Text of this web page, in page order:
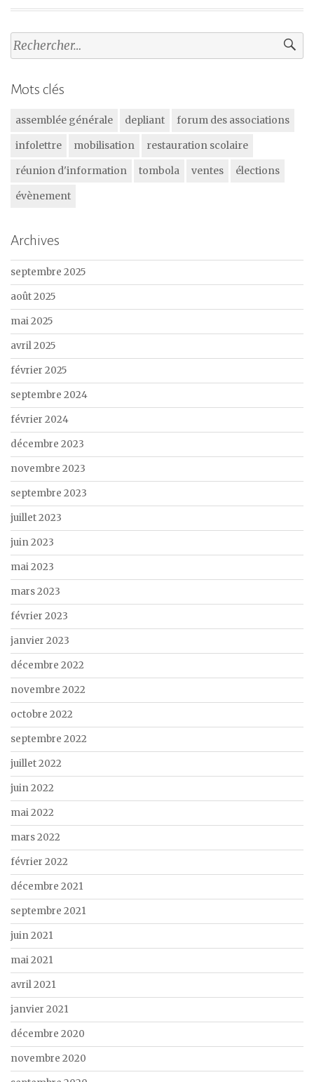
Rechercher :
Mots clés
assemblée générale depliant
forum des associations
infolettre
mobilisation
restauration scolaire
réunion d'information
tombola ventes
élections
évènement
Archives
septembre 2025
août 2025
mai 2025
avril 2025
février 2025
septembre 2024
février 2024
décembre 2023
novembre 2023
septembre 2023
juillet 2023
juin 2023
mai 2023
mars 2023
février 2023
janvier 2023
décembre 2022
novembre 2022
octobre 2022
septembre 2022
juillet 2022
juin 2022
mai 2022
mars 2022
février 2022
décembre 2021
septembre 2021
juin 2021
mai 2021
avril 2021
janvier 2021
décembre 2020
novembre 2020